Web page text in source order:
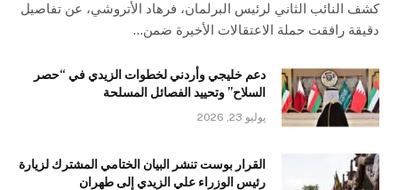
كشف النائب الثاني لرئيس البرلمان، فرهاد الأتروشي، عن تفاصيل
دقيقة رافقت حملة الاعتقالات الأخيرة ضمن…
دعم خليجي وأردني لخطوات الزيدي في “حصر
السلاح” وتحييد الفصائل المسلحة
يوليو 23, 2026
القرار بوست تنشر البيان الختامي المشترك لزيارة
رئيس الوزراء علي الزيدي إلى طهران